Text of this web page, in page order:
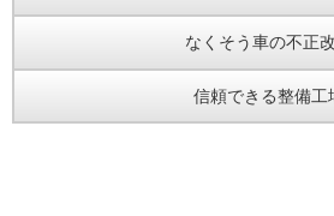
なくそう車の不正
信頼できる整備工